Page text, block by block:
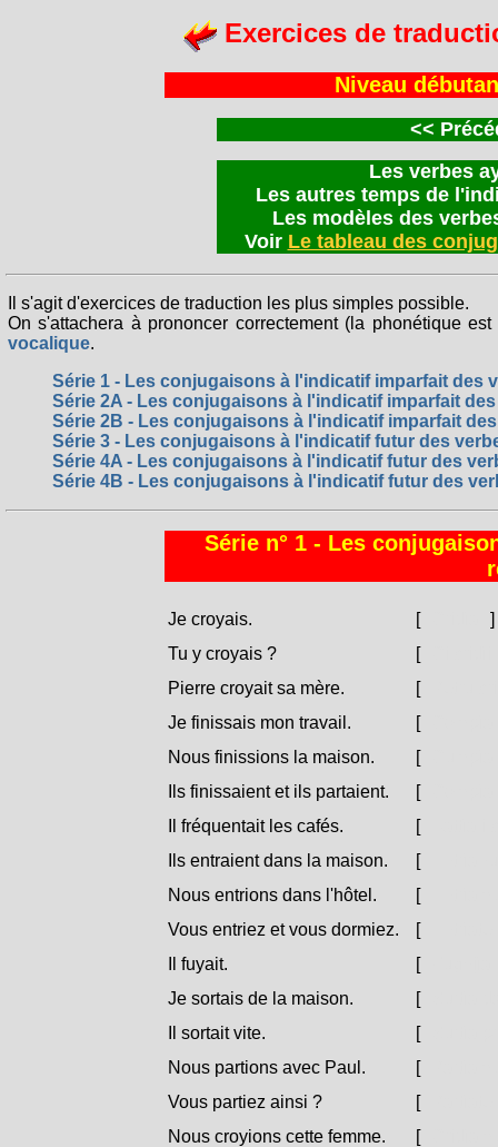
Exercices de
Niveau
<<
Les verbes
Les autres temps de
Les modèles des
Voir Le tableau des
Il s'agit d'exercices de traduction les plus simples possible.
On s'attachera à prononcer correctement (la phonétique
vocalique.
Série 1 - Les conjugaisons à l'indicatif imparfait des
Série 2A - Les conjugaisons à l'indicatif imparfait
Série 2B - Les conjugaisons à l'indicatif imparfait
Série 3 - Les conjugaisons à l'indicatif futur des
Série 4A - Les conjugaisons à l'indicatif futur des
Série 4B - Les conjugaisons à l'indicatif futur des
Série n° 1 - Les
Je croyais. [
]
Tu y croyais ?
[
Pierre croyait sa mère.
[
Je finissais mon travail.
[
Nous finissions la maison.
[
Ils finissaient et ils partaient.
[
Il fréquentait les cafés.
[
Ils entraient dans la maison.
[
Nous entrions dans l'hôtel.
[
Vous entriez et vous dormiez.
[
Il fuyait.
[
Je sortais de la maison.
[
Il sortait vite.
[
Nous partions avec Paul.
[
Vous partiez ainsi ?
[
Nous croyions cette femme.
[